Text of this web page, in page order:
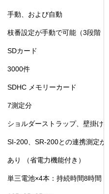
手動、および自動
枝番設定が手動で可能（3段階
SDカード
3000件
SDHC メモリーカード
7測定分
ショルダーストラップ、壁掛け
SI-200、SR-200との連携測定が
あり （省電力機能付き）
単三電池×4本：持続時間8時間